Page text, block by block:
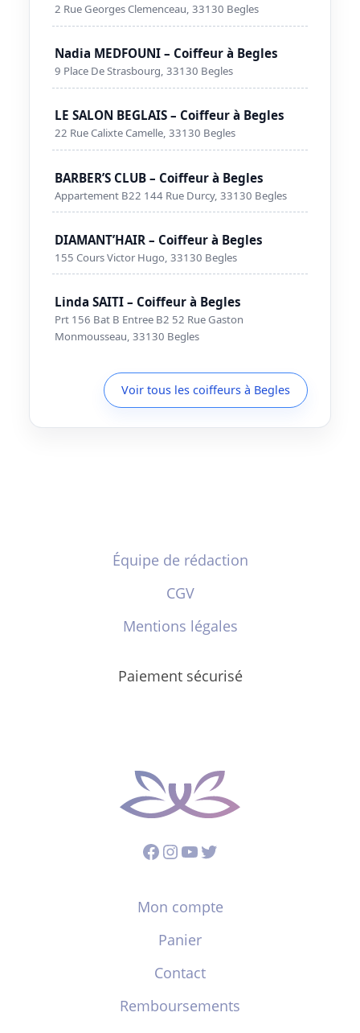
2 Rue Georges Clemenceau, 33130 Begles
Nadia MEDFOUNI – Coiffeur à Begles
9 Place De Strasbourg, 33130 Begles
LE SALON BEGLAIS – Coiffeur à Begles
22 Rue Calixte Camelle, 33130 Begles
BARBER’S CLUB – Coiffeur à Begles
Appartement B22 144 Rue Durcy, 33130 Begles
DIAMANT’HAIR – Coiffeur à Begles
155 Cours Victor Hugo, 33130 Begles
Linda SAITI – Coiffeur à Begles
Prt 156 Bat B Entree B2 52 Rue Gaston
Monmousseau, 33130 Begles
Voir tous les coiffeurs à Begles
Équipe de rédaction
CGV
Mentions légales
Paiement sécurisé
Facebook
Instagram
YouTube
Twitter
Mon compte
Panier
Contact
Remboursements